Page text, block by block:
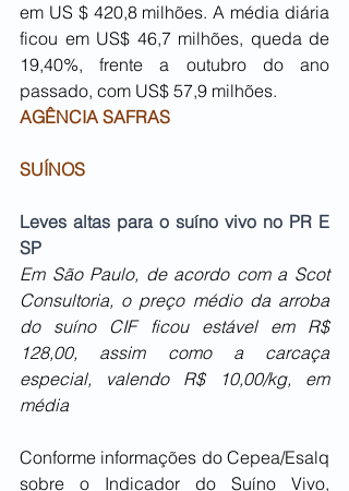
em US $ 420,8 milhões. A média diária
ficou em US$ 46,7 milhões, queda de
19,40%, frente a outubro do ano
passado, com US$ 57,9 milhões.
AGÊNCIA SAFRAS
SUÍNOS
Leves altas para o suíno vivo no PR E
SP
Em São Paulo, de acordo com a Scot
Consultoria, o preço médio da arroba
do suíno CIF ficou estável em R$
128,00, assim como a carcaça
especial, valendo R$ 10,00/kg, em
média
Conforme informações do Cepea/Esalq
sobre o Indicador do Suíno Vivo,